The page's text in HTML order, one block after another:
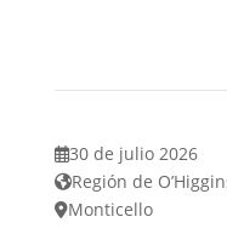
30 de julio 2026
Región de
Monticello